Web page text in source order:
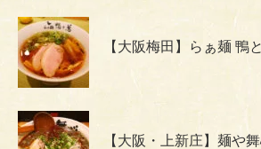
【大阪梅田】らぁ麺 鴨
【大阪・上新庄】麺や